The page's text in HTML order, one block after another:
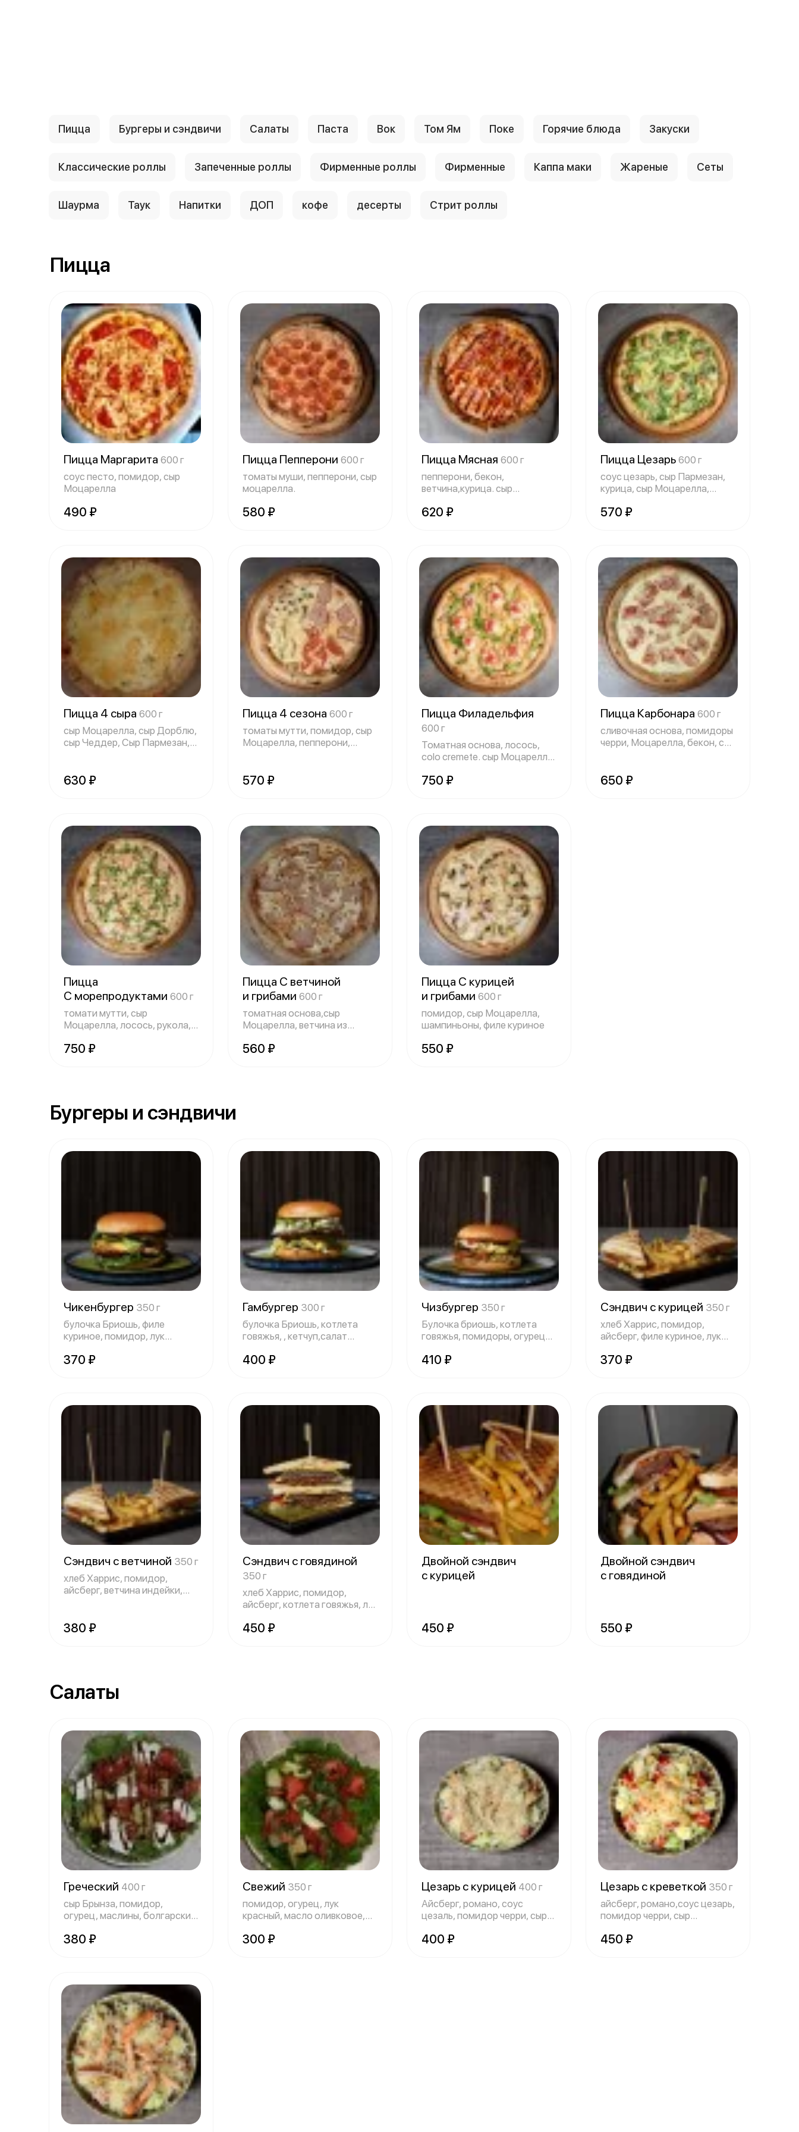
Пицца Бургеры и сэндвичи Салаты Паста Вок Том Ям Поке Горячие блюда Закуски
Классические роллы Запеченные роллы Фирменные роллы Фирменные Каппа маки Жареные Сеты
Шаурма Таук Напитки ДОП кофе десерты Стрит роллы
Пицца
Пицца Маргарита 600 г
соус песто, помидор, сыр
Моцарелла
490 ₽
Пицца Пепперони 600 г
томаты муши, пепперони, сыр
моцарелла.
580 ₽
Пицца Мясная 600 г
пепперони, бекон,
ветчина,курица. сыр
620 ₽
Пицца Цезарь 600 г
соус цезарь, сыр Пармезан,
курица, сыр Моцарелла,
570 ₽
Пицца 4 сыра 600 г
сыр Моцарелла, сыр Дорблю,
сыр Чеддер, Сыр Пармезан,
630 ₽
Пицца 4 сезона 600 г
томаты мутти, помидор, сыр
Моцарелла, пепперони,
570 ₽
Пицца Филадельфия
600 г
Томатная основа, лосось,
colo cremete. сыр Моцарелла,
750 ₽
Пицца Карбонара 600 г
сливочная основа, помидоры
черри, Моцарелла, бекон, сыр
650 ₽
Пицца
С морепродуктами 600 г
томати мутти, сыр
Моцарелла, лосось, рукола,
750 ₽
Пицца С ветчиной
и грибами 600 г
томатная основа,сыр
Моцарелла, ветчина из
560 ₽
Пицца С курицей
и грибами 600 г
помидор, сыр Моцарелла,
шампиньоны, филе куриное
550 ₽
Бургеры и сэндвичи
Чикенбургер 350 г
булочка Бриошь, филе
куриное, помидор, лук
370 ₽
Гамбургер 300 г
булочка Бриошь, котлета
говяжья, , кетчуп,салат
400 ₽
Чизбургер 350 г
Булочка бриошь, котлета
говяжья, помидоры, огурец
410 ₽
Сэндвич с курицей 350 г
хлеб Харрис, помидор,
айсберг, филе куриное, лук
370 ₽
Сэндвич с ветчиной 350 г
хлеб Харрис, помидор,
айсберг, ветчина индейки,
380 ₽
Сэндвич с говядиной
350 г
хлеб Харрис, помидор,
айсберг, котлета говяжья, лук
450 ₽
Двойной сэндвич
с курицей
450 ₽
Двойной сэндвич
с говядиной
550 ₽
Салаты
Греческий 400 г
сыр Брынза, помидор,
огурец, маслины, болгарский
380 ₽
Свежий 350 г
помидор, огурец, лук
красный, масло оливковое,
300 ₽
Цезарь с курицей 400 г
Айсберг, романо, соус
цезаль, помидор черри, сыр
400 ₽
Цезарь с креветкой 350 г
айсберг, романо,соус цезарь,
помидор черри, сыр
450 ₽